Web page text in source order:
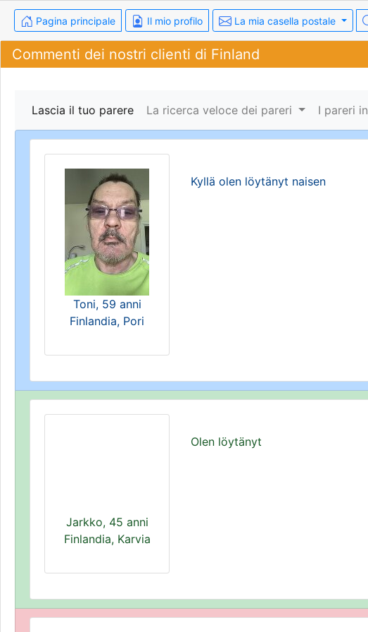
Pagina principale Il mio profilo La mia casella postale
Commenti dei nostri clienti di Finland
Lascia il tuo parere La ricerca veloce dei pareri I pareri in
Toni, 59 anni
Finlandia, Pori
Kyllä olen löytänyt naisen
Jarkko, 45 anni
Finlandia, Karvia
Olen löytänyt